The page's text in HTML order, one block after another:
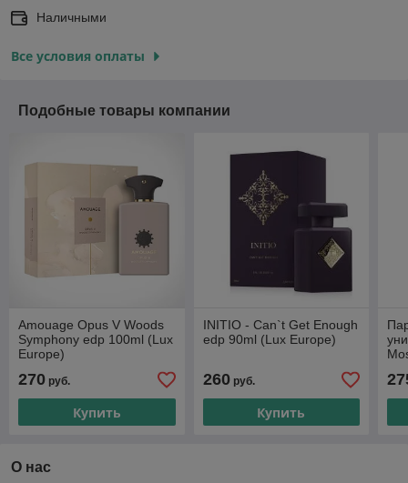
Наличными
Все условия оплаты
Подобные товары компании
Amouage Opus V Woods
Symphony edp 100ml (Lux
Europe)
270 руб.
Купить
INITIO - Can`t Get Enough
edp 90ml (Lux Europe)
260руб.
Купить
О нас